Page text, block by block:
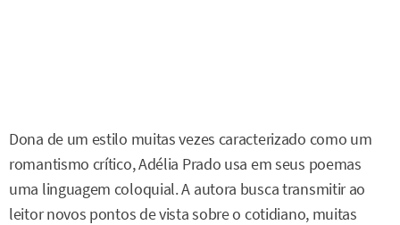
Dona de um estilo muitas vezes caracterizado como um
romantismo crítico, Adélia Prado usa em seus poemas
uma linguagem coloquial. A autora busca transmitir ao
leitor novos pontos de vista sobre o cotidiano, muitas